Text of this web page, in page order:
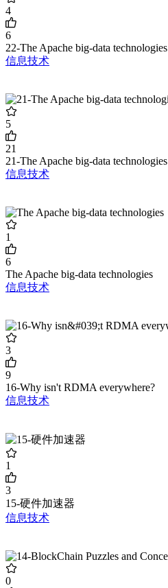
4
6
22-The Apache big-data technologies
信息技术
5
21
21-The Apache big-data technologies
信息技术
1
6
The Apache big-data technologies
信息技术
3
9
16-Why isn't RDMA everywhere?
信息技术
1
3
15-硬件加速器
信息技术
0